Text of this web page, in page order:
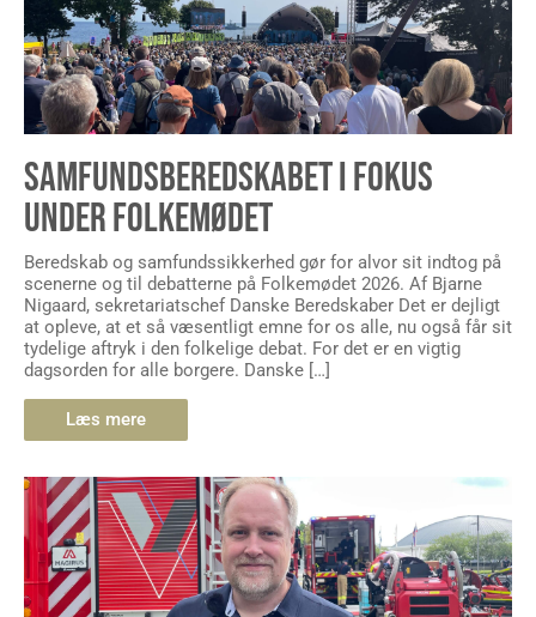
SAMFUNDSBEREDSKABET I FOKUS
UNDER FOLKEMØDET
Beredskab og samfundssikkerhed gør for alvor sit indtog på
scenerne og til debatterne på Folkemødet 2026. Af Bjarne
Nigaard, sekretariatschef Danske Beredskaber Det er dejligt
at opleve, at et så væsentligt emne for os alle, nu også får sit
tydelige aftryk i den folkelige debat. For det er en vigtig
dagsorden for alle borgere. Danske […]
Læs mere